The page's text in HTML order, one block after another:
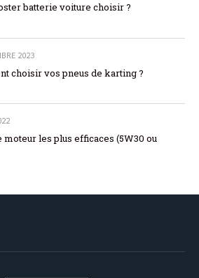
batterie voiture choisir ?
2023
choisir vos pneus de karting ?
moteur les plus efficaces (5W30 ou